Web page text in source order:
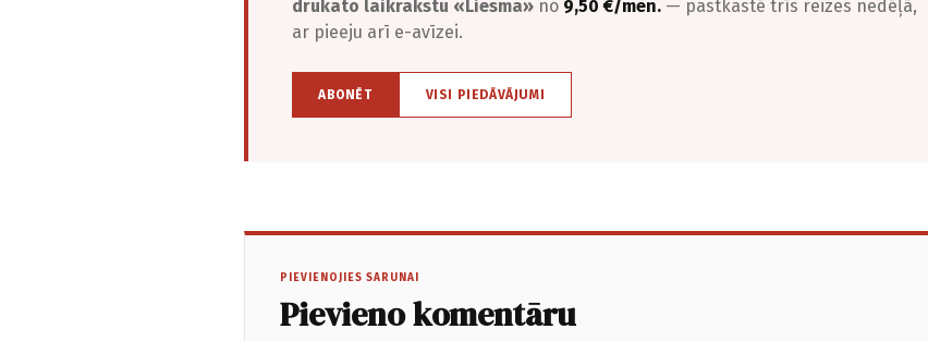
drukāto laikrakstu «Liesma» no 9,50 €/mēn. — pastkastē trīs reizes nedēļā,
ar pieeju arī e-avīzei.
ABONĒT VISI PIEDĀVĀJUMI
PIEVIENOJIES SARUNAI
Pievieno komentāru